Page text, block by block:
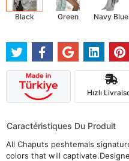
Black Green Navy Blue
Hızlı
Caractéristiques Du Produit
All Chaputs peshtemals
colors that will